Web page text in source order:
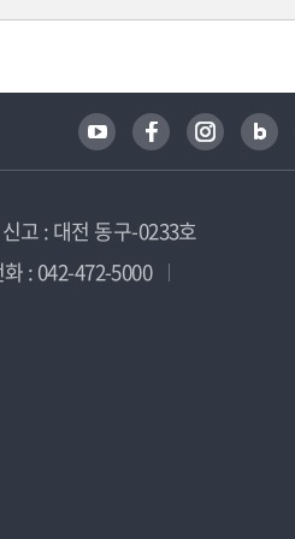
고 : 대전 동구-0233호
: 042-472-5000